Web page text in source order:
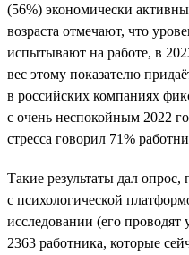
(56%) экономически
возраста отмечают, что
испытывают на работе, в
вес этому показателю
в российских компаниях
с очень неспокойным 2022
стресса говорил 71%
Такие результаты дал
с психологической
исследовании (его проводят
2363 работника, которые